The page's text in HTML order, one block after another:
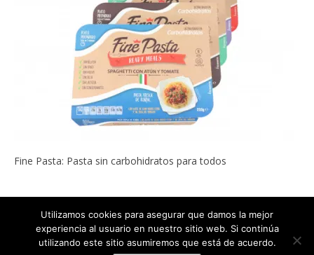
Fine Pasta: Pasta sin carbohidratos para todos
Copyright © 2022 ADELGAZAR SIN MILAGROS por Carlos Abehsera
Todos los derechos reservados.
Utilizamos cookies para asegurar que damos la mejor
experiencia al usuario en nuestro sitio web. Si continúa
utilizando este sitio asumiremos que está de acuerdo.